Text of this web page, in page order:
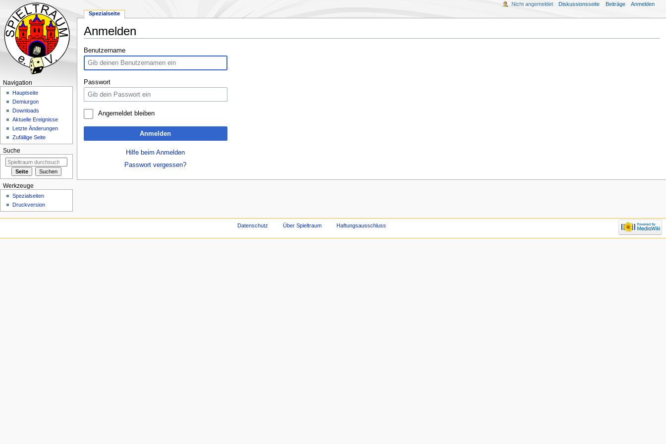
Anmelden
Zur
Navigation
springen
Zur
Suche
springen
Benutzername
Passwort
Angemeldet bleiben
Anmelden
Hilfe beim Anmelden
Passwort vergessen?
Spezialseite
Nicht angemeldet Diskussionsseite Beiträge Anmelden
Navigation
Hauptseite
Demiurgon
Downloads
Aktuelle Ereignisse
Letzte Änderungen
Zufällige Seite
Suche
Werkzeuge
Spezialseiten
Druckversion
Datenschutz Über Spieltraum Haftungsausschluss